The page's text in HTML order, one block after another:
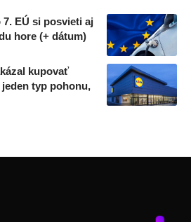
EÚ si posvieti aj
hore (+ dátum)
kupovať
typ pohonu,